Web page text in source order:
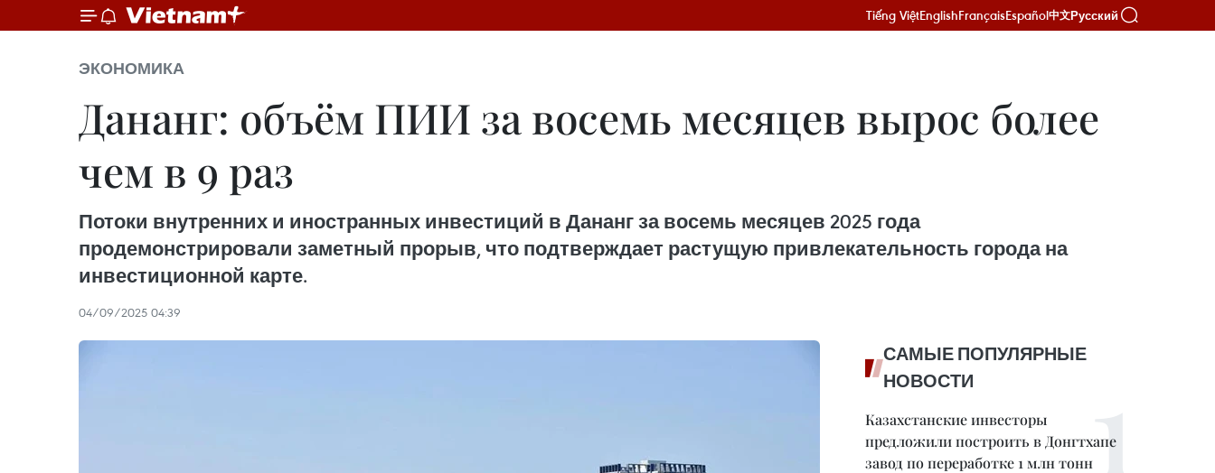
Tiếng ViệtEnglishFrançaisEspañol中文Русский
ЭКОНОМИКА
Дананг: объём ПИИ за восемь месяцев вырос более
чем в 9 раз
Потоки внутренних и иностранных инвестиций в Дананг за восемь месяцев 2025 года
продемонстрировали заметный прорыв, что подтверждает растущую привлекательность города на
инвестиционной карте.
04/09/2025 04:39
САМЫЕ ПОПУЛЯРНЫЕ
НОВОСТИ
Казахстанские инвесторы
предложили построить в Донгтхапе
завод по переработке 1 млн тонн